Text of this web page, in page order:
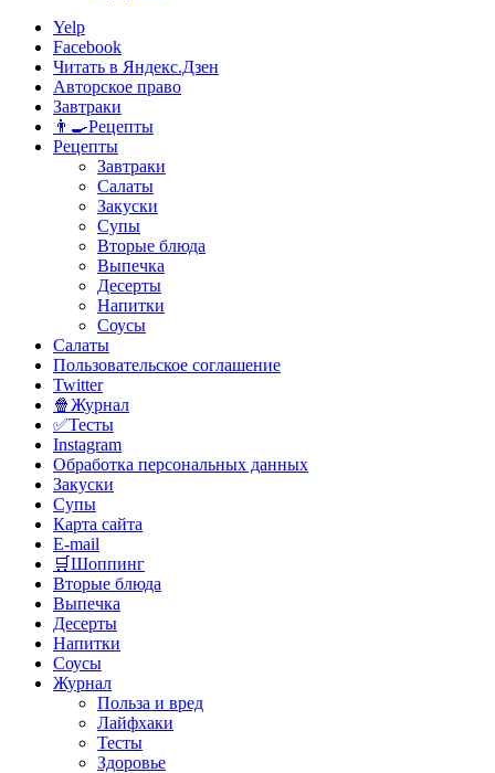
Yelp
Facebook
Читать в Яндекс.Дзен
Авторское право
Завтраки
👨‍🍳Рецепты
Рецепты
Завтраки
Салаты
Закуски
Супы
Вторые блюда
Выпечка
Десерты
Напитки
Соусы
Салаты
Пользовательское соглашение
Twitter
🍿Журнал
✅Тесты
Instagram
Обработка персональных данных
Закуски
Супы
Карта сайта
E-mail
🛒Шоппинг
Вторые блюда
Выпечка
Десерты
Напитки
Соусы
Журнал
Польза и вред
Лайфхаки
Тесты
Здоровье